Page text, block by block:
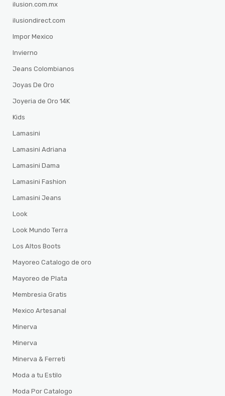
ilusion.com.mx
ilusiondirect.com
Impor Mexico
Invierno
Jeans Colombianos
Joyas De Oro
Joyeria de Oro 14K
Kids
Lamasini
Lamasini Adriana
Lamasini Dama
Lamasini Fashion
Lamasini Jeans
Look
Look Mundo Terra
Los Altos Boots
Mayoreo Catalogo de oro
Mayoreo de Plata
Membresia Gratis
Mexico Artesanal
Minerva
Minerva
Minerva & Ferreti
Moda a tu Estilo
Moda Por Catalogo